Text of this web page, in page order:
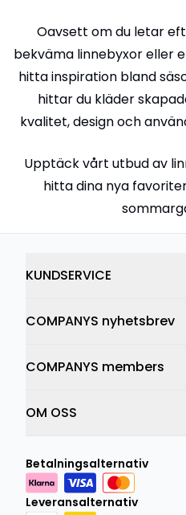
Oavsett om du letar
bekväma linnebyxor eller
hitta inspiration bland
hittar du kläder
kvalitet, design och
Upptäck vårt utbud av
hitta dina nya
KUNDSERVICE
COMPANYS nyhetsbrev
COMPANYS members
OM OSS
Betalningsalternativ
Leveransalternativ